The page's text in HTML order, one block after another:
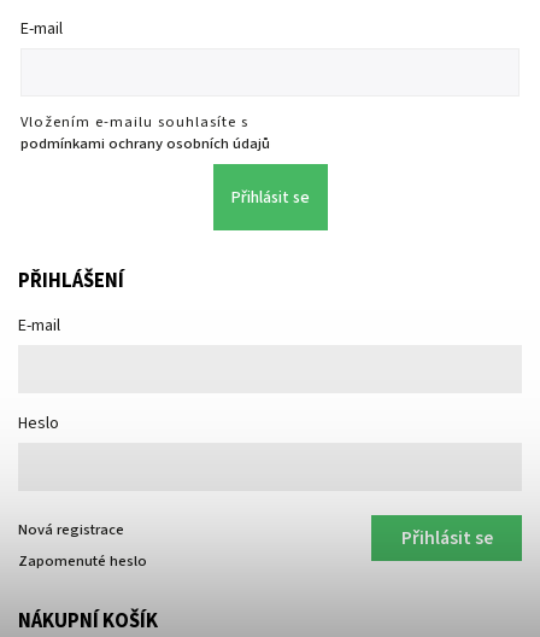
E-mail
Vložením e-mailu souhlasíte s
podmínkami ochrany osobních údajů
Přihlásit se
PŘIHLÁŠENÍ
E-mail
Heslo
Přihlásit se
Nová registrace
Zapomenuté heslo
NÁKUPNÍ KOŠÍK